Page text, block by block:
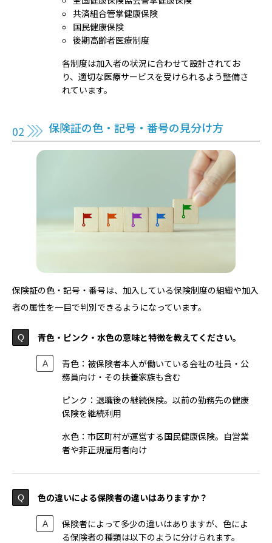
共済組合管掌健康保険
国民健康保険
後期高齢者医療制度
各制度は加入者の状況に合わせて設計されてお
り、適切な医療サービスを受けられるよう整備さ
れています。
保険証の色・記号・番号の見分け方
保険証の色・記号・番号は、加入している保険制度の組織や加入
者の属性を一目で判別できるようになっています。
青色・ピンク・水色の意味と特徴を教えてください。
青色：被保険者本人が働いている会社の社員・公
務員向け・その扶養家族も含む
ピンク：退職後の継続保険。以前の勤務先の健康
保険を継続利用
水色：市区町村が運営する国民健康保険。自営業
者や非正規雇用者向け
色の違いによる保険者の違いはありますか？
保険者によって多少の違いはありますが、色によ
る保険者の種類は以下のように分けられます。